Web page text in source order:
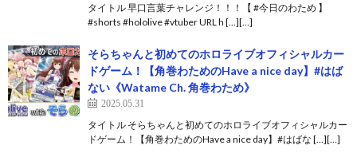
タイトル 早口言葉チャレンジ！！！【 #今日のわため 】
#shorts #hololive #vtuber URL h […][…]
そらちゃんと初めてのホロライブオフィシャルカー
ドゲーム！【角巻わためのHave a nice day】#はば
ない《Watame Ch. 角巻わため》
2025.05.31
タイトル そらちゃんと初めてのホロライブオフィシャルカー
ドゲーム！【角巻わためのHave a nice day】#はばな […][…]